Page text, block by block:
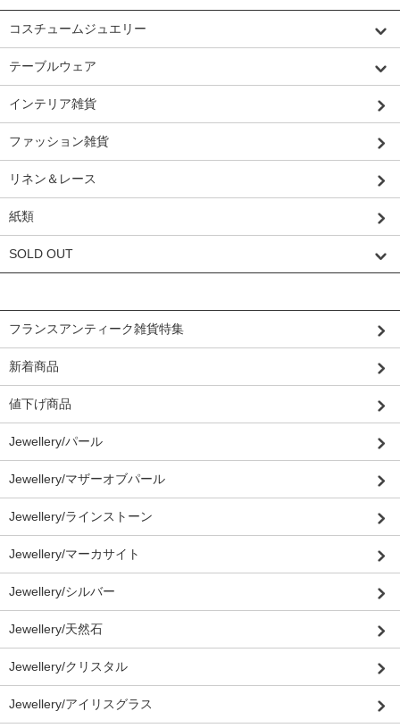
コスチュームジュエリー
テーブルウェア
インテリア雑貨
ファッション雑貨
リネン＆レース
紙類
SOLD OUT
フランスアンティーク雑貨特集
新着商品
値下げ商品
Jewellery/パール
Jewellery/マザーオブパール
Jewellery/ラインストーン
Jewellery/マーカサイト
Jewellery/シルバー
Jewellery/天然石
Jewellery/クリスタル
Jewellery/アイリスグラス